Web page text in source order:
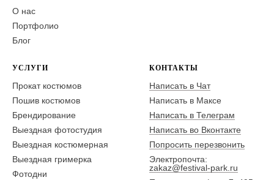
О нас
Портфолио
Блог
УСЛУГИ
Прокат костюмов
Пошив костюмов
Брендирование
Выездная фотостудия
Выездная костюмерная
Выездная гримерка
Фотодни
КОНТАКТЫ
Написать в Чат
Написать в Максе
Написать в Телеграм
Написать во Вконтакте
Попросить перезвонить
Электропочта:
zakaz@festival-park.ru